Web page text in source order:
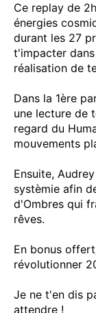
Ce replay de
énergies
durant les 27
t'impacter
réalisation de
Dans la 1ère
une lecture de
regard du
mouvements
Ensuite,
systèmie afin
d'Ombres qui
rêves.
En bonus
révolutionner
Je ne t'en dis
attendre !